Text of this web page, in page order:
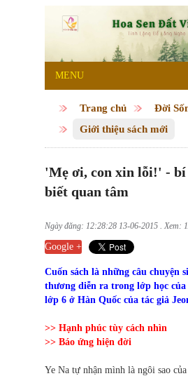
MENU
Trang chủ
Đời
Giới thiệu sách mới
'Mẹ ơi, con xin lỗi!' -
biết quan tâm
Ngày đăng: 12:28:28 13-06-2015 . Xem:
Google +
Cuốn sách là những câu chuyện
thương diễn ra trong lớp học của
lớp 6 ở Hàn Quốc của tác giả
>> Hạnh phúc tùy cách nhìn
>> Báo ứng hiện đời
Ye Na tự nhận mình là ngôi sao